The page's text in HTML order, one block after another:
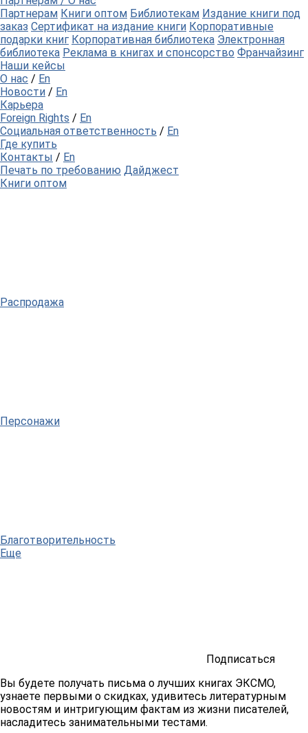
Партнерам Книги оптом Библиотекам Издание книги под
заказ Сертификат на издание книги Корпоративные
подарки книг Корпоративная библиотека Электронная
библиотека Реклама в книгах и спонсорство Франчайзинг
Наши кейсы
О нас / En
Новости / En
Карьера
Foreign Rights / En
Социальная ответственность / En
Где купить
Контакты / En
Печать по требованию Дайджест
Книги оптом
Распродажа
Персонажи
Благотворительность
Еще
Подписаться
Вы будете получать письма о лучших книгах ЭКСМО,
узнаете первыми о скидках, удивитесь литературным
новостям и интригующим фактам из жизни писателей,
насладитесь занимательными тестами.